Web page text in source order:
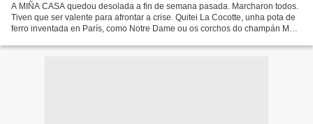
A MIÑA CASA quedou desolada a fin de semana pasada. Marcharon todos.
Tiven que ser valente para afrontar a crise. Quitei La Cocotte, unha pota de
ferro inventada en París, como Notre Dame ou os corchos do champán Moët